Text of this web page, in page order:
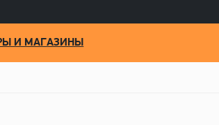
И МАГАЗИНЫ